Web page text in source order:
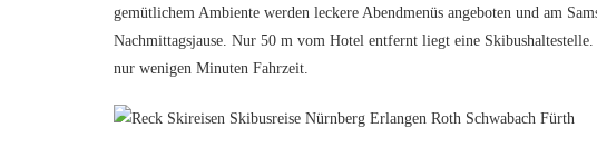
gemütlichem Ambiente werden leckere Abendmenüs angeboten und am
Nachmittagsjause. Nur 50 m vom Hotel entfernt liegt eine
nur wenigen Minuten Fahrzeit.